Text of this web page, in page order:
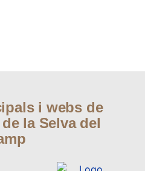
i webs de
la Selva del